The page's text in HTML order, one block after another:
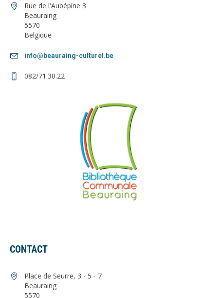
Rue de l'Aubépine 3
Beauraing
5570
Belgique
info@beauraing-culturel.be
082/71.30.22
CONTACT
Place de Seurre, 3 - 5 - 7
Beauraing
5570